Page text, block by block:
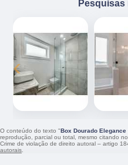
Pesquisas
‹
O conteúdo do texto "Box Dourado
reprodução, parcial ou total, mesmo citando
Crime de violação de direito autoral – artigo
autorais.